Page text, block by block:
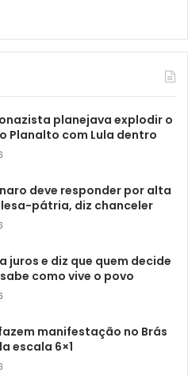
planejava explodir o
Planalto com Lula dentro
deve responder por alta
pátria, diz chanceler
juros e diz que quem decide
como vive o povo
manifestação no Brás
escala 6×1